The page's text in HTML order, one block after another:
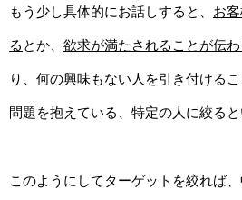
もう少し具体的にお話しすると、 お
る とか、 欲求が満たされることが伝わ
り、何の興味もない人を引き付ける
問題を抱えている、特定の人に絞ると
このようにしてターゲットを絞れば